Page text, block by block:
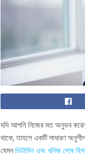
যদি আপনি নিজের মত অনুভব
থাকে, তাহলে একটি সাধারণ
যেমন ভিটামিন এবং খনিজ দোষ